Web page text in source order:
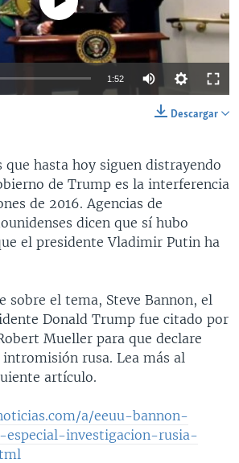
1:52
Descargar
que hasta hoy siguen distrayendo
de Trump es la interferencia
de 2016. Agencias de
dicen que sí hubo
el presidente Vladimir Putin ha
sobre el tema, Steve Bannon, el
Donald Trump fue citado por
Mueller para que declare
rusa. Lea más al
artículo.
a/eeuu-bannon-
investigacion-rusia-